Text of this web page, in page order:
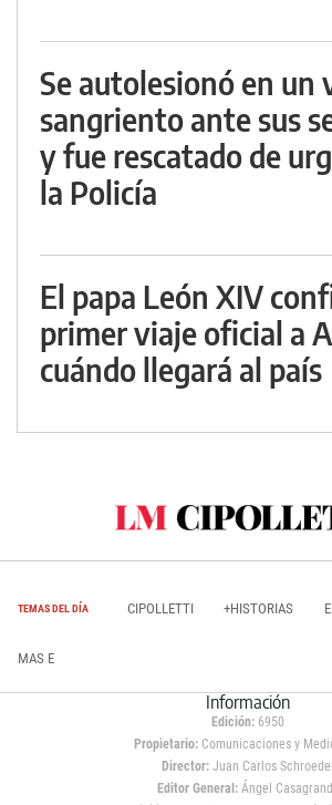
Se autolesionó en un
sangriento ante sus
y fue rescatado de
la Policía
El papa León XIV
primer viaje oficial a
cuándo llegará al país
TEMAS DEL DÍA CIPOLLETTI +HISTORIAS
MAS E
Información
Edición: 6950
Propietario:Comunicaciones y
Director: Juan Carlos
Editor General:Ángel